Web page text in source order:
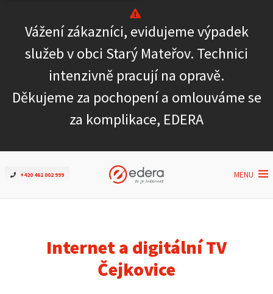
Vážení zákazníci, evidujeme výpadek
služeb v obci Starý Mateřov. Technici
intenzivně pracují na opravě.
Děkujeme za pochopení a omlouváme se
za komplikace, EDERA
+420 461 002 999 MENU
Ověřit dostupnost
Internet
ČEZNET TV
Podpora
Pro firmy
Internet a digitální TV
Čejkovice